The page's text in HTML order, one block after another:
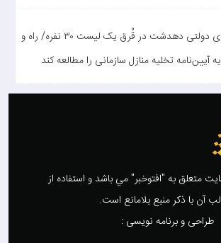
خانه‌های دولتی دهدشت در قُرق یک لیست ۳۰ نفره/ راه و
آیین‌نامه تخلیه منازل سازمانی را مطالعه کند
متعلق به "افتوخبر" مي باشد و استفاده از
آن با ذکر منبع بلامانع است.
طراحی و برنامه نویسی :